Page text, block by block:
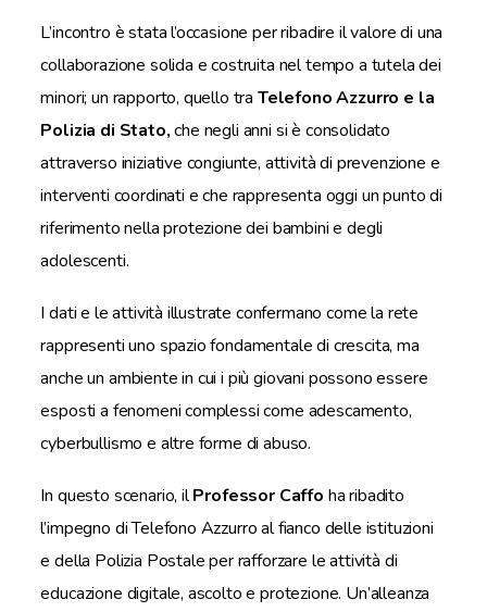
L’incontro è stata l’occasione per ribadire il valore di una
collaborazione solida e costruita nel tempo a tutela dei
minori; un rapporto, quello tra Telefono Azzurro e la
Polizia di Stato,che negli anni si è consolidato
attraverso iniziative congiunte, attività di prevenzione e
interventi coordinati e che rappresenta oggi un punto di
riferimento nella protezione dei bambini e degli
adolescenti.
I dati e le attività illustrate confermano come la rete
rappresenti uno spazio fondamentale di crescita, ma
anche un ambiente in cui i più giovani possono essere
esposti a fenomeni complessi come adescamento,
cyberbullismo e altre forme di abuso.
In questo scenario, ilProfessor Caffo ha ribadito
l’impegno di Telefono Azzurro al fianco delle istituzioni
e della Polizia Postale per rafforzare le attività di
educazione digitale, ascolto e protezione. Un’alleanza